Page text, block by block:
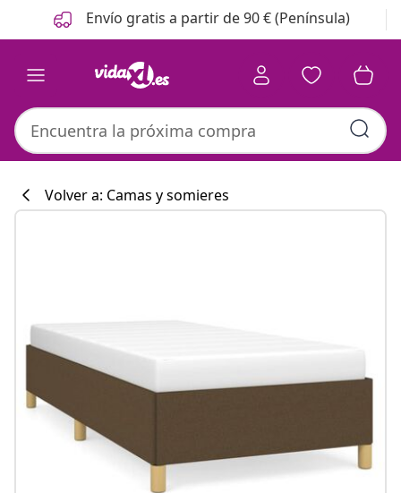
Anterior
Siguiente Envío gratis a partir de 90 € (Península)
#sharemevidaxl
Volver a: Camas y somieres